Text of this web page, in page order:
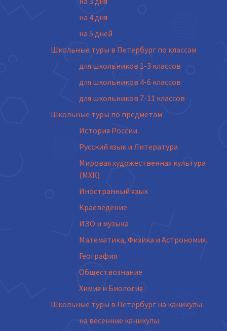
на 4 дня
на 5 дней
Школьные туры в Петербург по классам
для школьников 1-3 классов
для школьников 4-6 классов
для школьников 7-11 классов
Школьные туры по предметам
История России
Русский язык и Литература
Мировая художественная культура
(МХК)
Иностранный язык
Краеведение
ИЗО и музыка
Математика, Физика и Астрономия.
География
Обществознание
Химия и Биология
Школьные туры в Петербург на каникулы
на весенние каникулы